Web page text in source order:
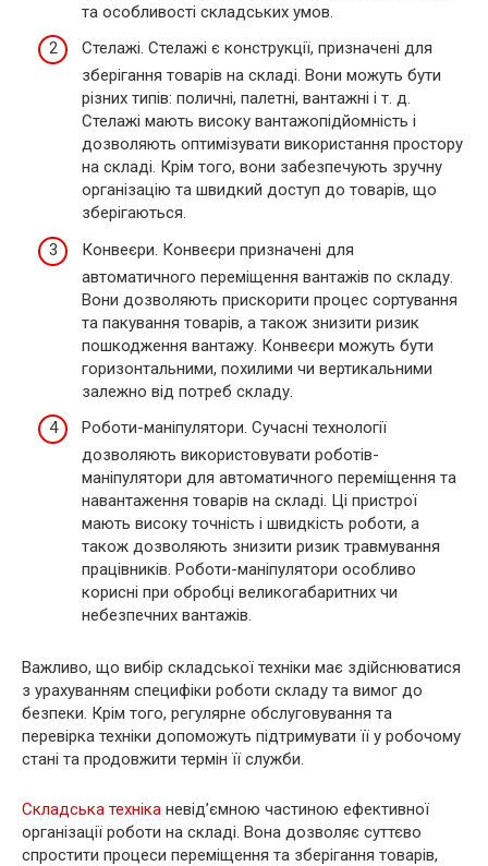
та особливості складських умов.
Стелажі. Стелажі є конструкції, призначені для
зберігання товарів на складі. Вони можуть бути
різних типів: поличні, палетні, вантажні і т. д.
Стелажі мають високу вантажопідйомність і
дозволяють оптимізувати використання простору
на складі. Крім того, вони забезпечують зручну
організацію та швидкий доступ до товарів, що
зберігаються.
Конвеєри. Конвеєри призначені для
автоматичного переміщення вантажів по складу.
Вони дозволяють прискорити процес сортування
та пакування товарів, а також знизити ризик
пошкодження вантажу. Конвеєри можуть бути
горизонтальними, похилими чи вертикальними
залежно від потреб складу.
Роботи-маніпулятори. Сучасні технології
дозволяють використовувати роботів-
маніпулятори для автоматичного переміщення та
навантаження товарів на складі. Ці пристрої
мають високу точність і швидкість роботи, а
також дозволяють знизити ризик травмування
працівників. Роботи-маніпулятори особливо
корисні при обробці великогабаритних чи
небезпечних вантажів.
Важливо, що вибір складської техніки має здійснюватися
з урахуванням специфіки роботи складу та вимог до
безпеки. Крім того, регулярне обслуговування та
перевірка техніки допоможуть підтримувати її у робочому
стані та продовжити термін її служби.
Складська техніка невід’ємною частиною ефективної
організації роботи на складі. Вона дозволяє суттєво
спростити процеси переміщення та зберігання товарів,